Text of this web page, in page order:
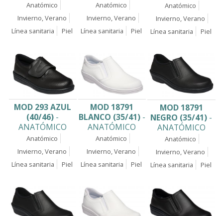
Anatómico
Invierno, Verano
Línea sanitaria
Piel
Anatómico
Invierno, Verano
Línea sanitaria
Piel
Anatómico
Invierno, Verano
Línea sanitaria
Piel
MOD 293 AZUL
(40/46) -
ANATÓMICO
Anatómico
Invierno, Verano
Línea sanitaria
Piel
MOD 18791
BLANCO (35/41)-
ANATÓMICO
Anatómico
Invierno, Verano
Línea sanitaria
Piel
MOD 18791
NEGRO (35/41) -
ANATÓMICO
Anatómico
Invierno, Verano
Línea sanitaria
Piel